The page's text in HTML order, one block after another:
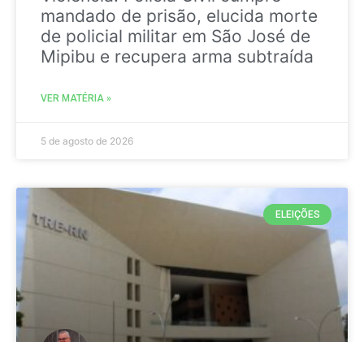
mandado de prisão, elucida morte
de policial militar em São José de
Mipibu e recupera arma subtraída
VER MATÉRIA »
5 de agosto de 2026
ELEIÇÕES